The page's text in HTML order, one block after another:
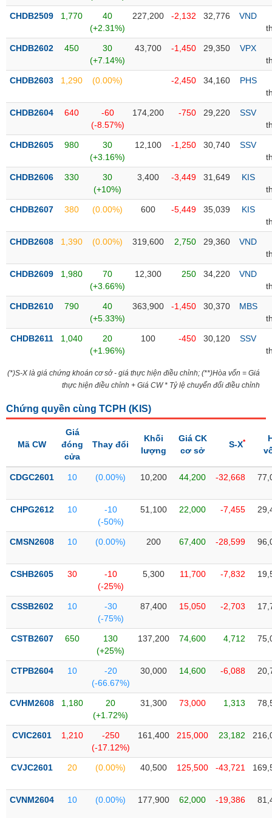
Trạng
cổ
Quy
thị
Niêm
Niêm
mới
yết
bổ
Hủy
Không
ký
quỹ
mục
phiếu
chi
Tổng
Giao
Tài
Phân
kỹ
Hồ
doanh
nghiệp
Tin
tức
kiện
CHDB2509 1,770
40
(+2.31%)
227,200 -2,132 32,776
VND
CHDB2602 450
30
(+7.14%)
43,700 -1,450 29,350
VPX
CHDB2603 1,290 (0.00%) -2,450 34,160
PHS
CHDB2604 640
-60
(-8.57%)
174,200 -750 29,220
SSV
CHDB2605 980
30
(+3.16%)
12,100 -1,250 30,740
SSV
CHDB2606 330
30
(+10%)
3,400 -3,449 31,649
KIS
CHDB2607 380 (0.00%) 600 -5,449 35,039
KIS
CHDB2608 1,390 (0.00%) 319,600 2,750 29,360
VND
CHDB2609 1,980
70
(+3.66%)
12,300 250 34,220
VND
CHDB2610 790
40
(+5.33%)
363,900 -1,450 30,370
MBS
CHDB2611 1,040
20
(+1.96%)
100 -450 30,120
SSV
(*)S-X là giá chứng khoán cơ sở - giá thực hiện điều chỉnh; (**)Hòa vốn = Giá
thực hiện điều chỉnh + Giá CW * Tỷ lệ chuyển đổi điều chỉnh
Chứng quyền cùng TCPH (KIS)
Mã CW
Giá
đóng
cửa
Thay đổi
Khối
lượng
Giá CK
cơ sở
S-X*
CDGC2601 10 (0.00%) 10,200 44,200 -32,668
CHPG2612 10
-10
(-50%)
51,100 22,000 -7,455
CMSN2608 10 (0.00%) 200 67,400 -28,599
CSHB2605 30
-10
(-25%)
5,300 11,700 -7,832
CSSB2602 10
-30
(-75%)
87,400 15,050 -2,703
CSTB2607 650
130
(+25%)
137,200 74,600 4,712
CTPB2604 10
-20
(-66.67%)
30,000 14,600 -6,088
CVHM2608 1,180
20
(+1.72%)
31,300 73,000 1,313
CVIC2601 1,210
-250
(-17.12%)
161,400 215,000 23,182
CVJC2601 20 (0.00%) 40,500 125,500 -43,721
CVNM2604 10 (0.00%) 177,900 62,000 -19,386
NGÀNH
CỔ
PHÁI
PHIẾU
CÔNG
CỤ
XUẤT
DỮ
TIN
SECTOR
NGUYÊN
LIỆU